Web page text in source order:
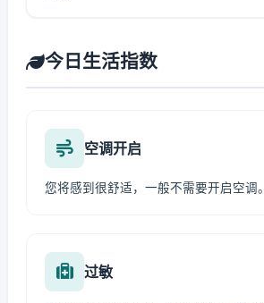
今日生活指数
空调开启
您将感到很舒适，一般不需要开启空调。
过敏